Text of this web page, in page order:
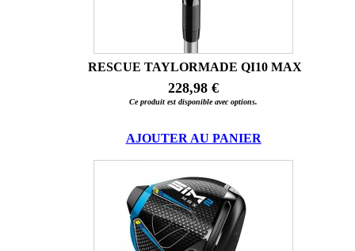
RESCUE TAYLORMADE QI10 MAX
228,98 €
Ce produit est disponible avec options.
AJOUTER AU PANIER